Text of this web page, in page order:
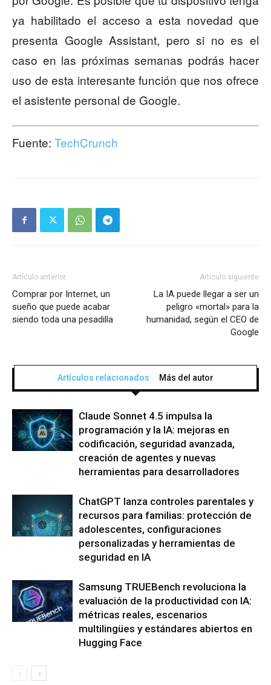
ya habilitado el acceso a esta novedad que
presenta Google Assistant, pero si no es el
caso en las próximas semanas podrás hacer
uso de esta interesante función que nos ofrece
el asistente personal de Google.
Fuente: TechCrunch
Artículo anterior
Comprar por Internet, un
sueño que puede acabar
siendo toda una pesadilla
Artículo siguiente
La IA puede llegar a ser un
peligro «mortal» para la
humanidad, según el CEO de
Google
Artículos relacionados Más del autor
Claude Sonnet 4.5 impulsa la
programación y la IA: mejoras en
codificación, seguridad avanzada,
creación de agentes y nuevas
herramientas para desarrolladores
ChatGPT lanza controles parentales y
recursos para familias: protección de
adolescentes, configuraciones
personalizadas y herramientas de
seguridad en IA
Samsung TRUEBench revoluciona la
evaluación de la productividad con IA:
métricas reales, escenarios
multilingües y estándares abiertos en
Hugging Face